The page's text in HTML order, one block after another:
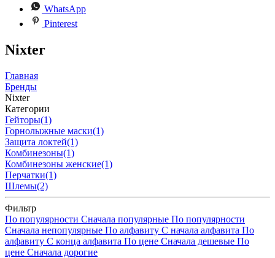
WhatsApp
Pinterest
Nixter
Главная
Бренды
Nixter
Категории
Гейторы(1)
Горнолыжные маски(1)
Защита локтей(1)
Комбинезоны(1)
Комбинезоны женские(1)
Перчатки(1)
Шлемы(2)
Фильтр
По популярности Сначала популярные По популярности
Сначала непопулярные По алфавиту С начала алфавита По
алфавиту С конца алфавита По цене Сначала дешевые По
цене Сначала дорогие